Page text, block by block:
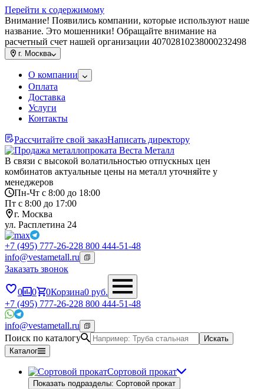
Перейти к содержимому
Внимание! Появились компании, которые используют наше
название. Это мошенники! Обращайте внимание на
расчетный счет нашей организации 40702810238000232498
г. Москва
О компании
Оплата
Доставка
Услуги
Контакты
Рассчитайте свой заказНаписать директору
В связи с высокой волатильностью отпускных цен
комбинатов актуальные цены на металл уточняйте у
менеджеров
Пн-Чт с 8:00 до 18:00
Пт с 8:00 до 17:00
г. Москва
ул. Расплетина 24
+7 (495) 777-26-228 800 444-51-48
info@vestametall.ru
Заказать звонок
0 0 0Корзина0 руб.
+7 (495) 777-26-228 800 444-51-48
info@vestametall.ru
Поиск по каталогу
Искать
Каталог
Сортовой прокат
Показать подразделы: Сортовой прокат